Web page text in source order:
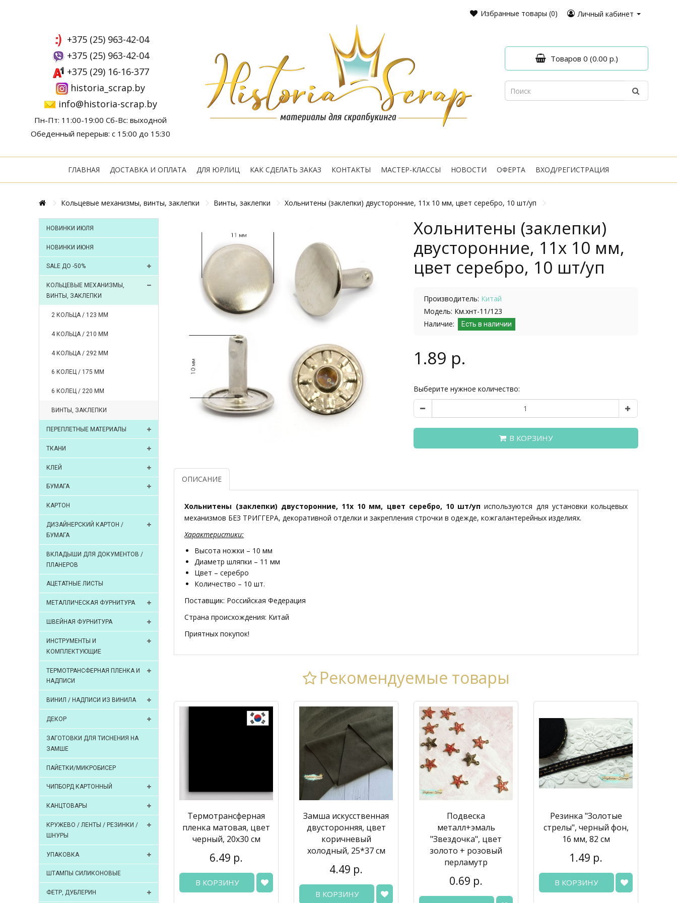
Избранные товары (0) Личный кабинет
+375 (25) 963-42-04
+375 (25) 963-42-04
+375 (29) 16-16-377
historia_scrap.by
info@historia-scrap.by
Пн-Пт: 11:00-19:00 Сб-Вс: выходной
Обеденный перерыв: с 15:00 до 15:30
Товаров 0 (0.00 р.)
ГЛАВНАЯ ДОСТАВКА И ОПЛАТА ДЛЯ ЮРЛИЦ КАК СДЕЛАТЬ ЗАКАЗ КОНТАКТЫ МАСТЕР-КЛАССЫ НОВОСТИ ОФЕРТА ВХОД/РЕГИСТРАЦИЯ
Кольцевые механизмы, винты, заклепки Винты, заклепки Хольнитены (заклепки) двусторонние, 11х 10 мм, цвет серебро, 10 шт/уп
НОВИНКИ ИЮЛЯ
НОВИНКИ ИЮНЯ
SALE ДО -50%
КОЛЬЦЕВЫЕ МЕХАНИЗМЫ,
ВИНТЫ, ЗАКЛЕПКИ
2 КОЛЬЦА / 123 ММ
4 КОЛЬЦА / 210 ММ
4 КОЛЬЦА / 292 ММ
6 КОЛЕЦ / 175 ММ
6 КОЛЕЦ / 220 ММ
ВИНТЫ, ЗАКЛЕПКИ
ПЕРЕПЛЕТНЫЕ МАТЕРИАЛЫ
ТКАНИ
КЛЕЙ
БУМАГА
КАРТОН
ДИЗАЙНЕРСКИЙ КАРТОН /
БУМАГА
ВКЛАДЫШИ ДЛЯ ДОКУМЕНТОВ /
ПЛАНЕРОВ
АЦЕТАТНЫЕ ЛИСТЫ
МЕТАЛЛИЧЕСКАЯ ФУРНИТУРА
ШВЕЙНАЯ ФУРНИТУРА
ИНСТРУМЕНТЫ И
КОМПЛЕКТУЮЩИЕ
ТЕРМОТРАНСФЕРНАЯ ПЛЕНКА И
НАДПИСИ
ВИНИЛ / НАДПИСИ ИЗ ВИНИЛА
ДЕКОР
ЗАГОТОВКИ ДЛЯ ТИСНЕНИЯ НА
ЗАМШЕ
ПАЙЕТКИ/МИКРОБИСЕР
ЧИПБОРД КАРТОННЫЙ
КАНЦТОВАРЫ
КРУЖЕВО / ЛЕНТЫ / РЕЗИНКИ /
ШНУРЫ
УПАКОВКА
ШТАМПЫ СИЛИКОНОВЫЕ
ФЕТР, ДУБЛЕРИН
Хольнитены (заклепки)
двусторонние, 11х 10 мм,
цвет серебро, 10 шт/уп
Производитель: Китай
Модель: Км.хнт-11/123
Наличие:
Есть в наличии
1.89 р.
Выберите нужное количество:
В КОРЗИНУ
ОПИСАНИЕ
Хольнитены (заклепки) двусторонние, 11х 10 мм, цвет серебро, 10 шт/уп используются для установки кольцевых
механизмов БЕЗ ТРИГГЕРА, декоративной отделки и закрепления строчки в одежде, кожгалантерейных изделиях.
Характеристики:
Высота ножки – 10 мм
Диаметр шляпки – 11 мм
Цвет – серебро
Количество – 10 шт.
Поставщик: Российская Федерация
Страна происхождения: Китай
Приятных покупок!
Рекомендуемые товары
Термотрансферная
пленка матовая, цвет
черный, 20х30 см
6.49 р.
В КОРЗИНУ
Замша искусственная
двусторонняя, цвет
коричневый
холодный, 25*37 см
4.49 р.
В КОРЗИНУ
Подвеска
металл+эмаль
"Звездочка", цвет
золото + розовый
перламутр
0.69 р.
Резинка "Золотые
стрелы", черный фон,
16 мм, 82 см
1.49 р.
В КОРЗИНУ